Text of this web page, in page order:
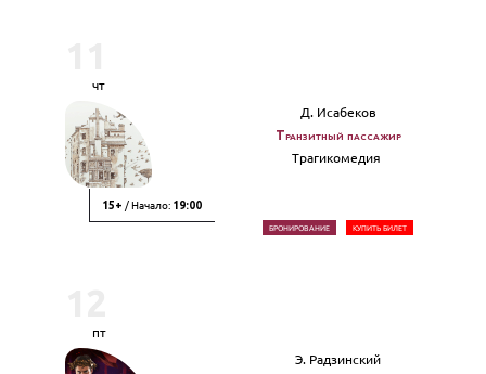
чт
15+ / Начало: 19:00
Д. Исабеков
Транзитный пассажир
Трагикомедия
БРОНИРОВАНИЕ КУПИТЬ БИЛЕТ
пт
Э. Радзинский